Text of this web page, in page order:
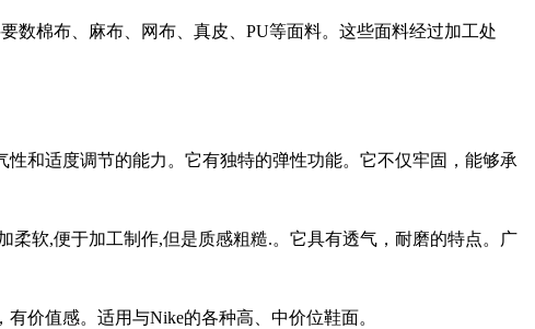
数棉布、麻布、网布、真皮、PU等面料。这些面料经过加工处
和适度调节的能力。它有独特的弹性功能。它不仅牢固，能够承
软,便于加工制作,但是质感粗糙.。它具有透气，耐磨的特点。广
价值感。适用与Nike的各种高、中价位鞋面。